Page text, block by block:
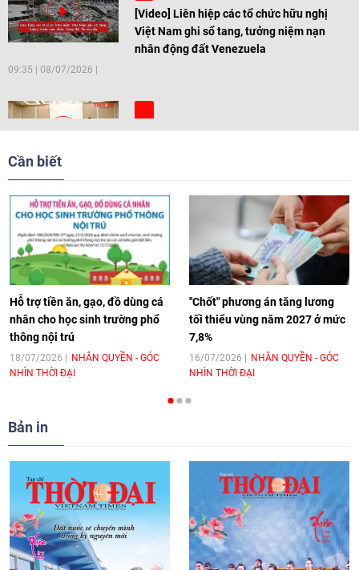
[Video] Liên hiệp các tổ chức hữu nghị
Việt Nam ghi sổ tang, tưởng niệm nạn
nhân động đất Venezuela
09:35 08/07/2026
[Video] Trẻ em Đông Á cùng kiến tạo
[Video] Âm nhạc flamenco gắn kết văn
hoá Việt Nam - Tây Ban Nha
11:10 17/06/2026
[Video] Trao tặng Kỷ niệm chương "Vì
hòa bình, hữu nghị giữa các dân tộc"
cho Đại sứ Hungary tại Việt Nam
[Video] Nhân dân Việt Nam luôn trân
trọng tình cảm của nước Nga
08:02| 13/06/2026
Video: Cơ hội giao lưu quốc tế cho học
Cần biết
Hỗ trợ tiền ăn, gạo, đồ dùng cá
nhân cho học sinh trường phổ
thông nội trú
18/07/2026
NHÂN QUYỀN - GÓC
NHÌN THỜI ĐẠI
"Chốt" phương án tăng lương
tối thiểu vùng năm 2027 ở mức
7,8%
16/07/2026
NHÂN QUYỀN - GÓC
NHÌN THỜI ĐẠI
Bản in